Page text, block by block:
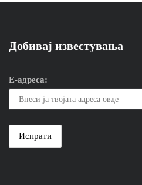
Добивај известувања
Е-адреса: